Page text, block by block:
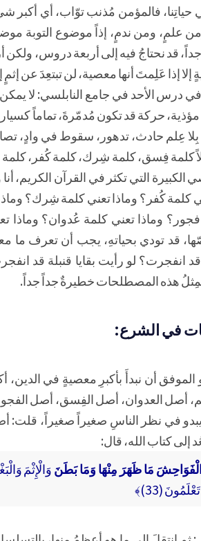
فالمؤمن مُذنب توّاب، أي أكبر
ومن ندمٍ، إذاً موضوع التوبة
جداً، قد نحتاجُ فيه إلى أربعة دروس،
إذا عَلِمتَ أنها معصية، لن تبتعِدَ عن إثمٍ
درس الأحد في جامع النابلسي: لا
حركة قد تكون مُدمّرةَ، تماماً
عِلم حادث، تدهور، سقوط في وادٍ،
كلمة فِسق، كلمة شِرك، كلمة كُفر،
الكبيرة التي تكثر في القرآن الكريم،
كلمة كُفر؟ وماذا تعني كلمة شِرك؟
فجور؟ وماذا تعني كلمة عُدوان؟
قد تودي بحياتهِ، يجب أن تعرف ما
قد انفجرت؟ لو رأيت بقايا قنبلة قد
هذه المصطلحات خطيرةٌ جداً جداً.
في الشرع:
أن نبدأَ بأكبرِ معصيةٍ في الدين،
أصل العدوان، أصل الفِسق، أصل
في نظر الناسِ صغيراً صغيراً، قلت:
إلى كتاب الله، قال:
مَا ظَهَرَ مِنْهَا وَمَا بَطَنَوَالْإِثْمَ
(33)﴾